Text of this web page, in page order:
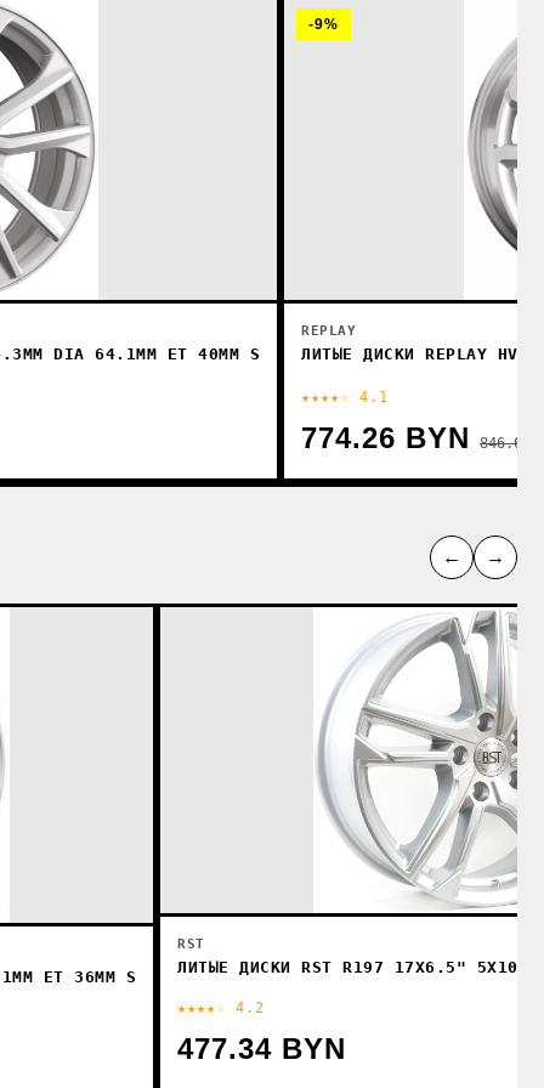
DIA 64.1ММ ET 40ММ S
-9%
REPLAY
ЛИТЫЕ ДИСКИ REPLAY
★★★★☆ 4.1
774.26 BYN 846.69
← →
ET 36ММ S
RST
ЛИТЫЕ ДИСКИ RST R197 17X6.5"
★★★★☆ 4.2
477.34 BYN